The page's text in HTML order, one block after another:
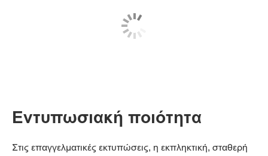
Εντυπωσιακή ποιότητα
Στις επαγγελματικές εκτυπώσεις, η εκπληκτική, σταθερή